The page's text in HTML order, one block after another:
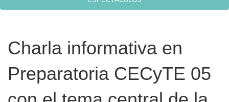
Charla informativa en
Preparatoria CECyTE 05